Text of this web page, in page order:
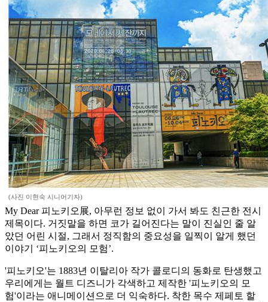
(사진 이현숙 시니어기자)
My Dear 피노키오展, 아무런 정보 없이 가서 봐도 친근한 전시
제목이다. 거짓말을 하면 코가 길어진다는 말이 진실인 줄 알
았던 어린 시절, 그래서 정직함의 중요성을 일찍이 알게 했던
이야기 ‘피노키오의 모험’.
'피노키오'는 1883년 이탈리아 작가 콜로디의 동화로 탄생했고
우리에게는 월트 디즈니가 각색하고 제작한 '피노키오의 모
험'이라는 애니메이션으로 더 익숙하다. 착한 목수 제페토 할